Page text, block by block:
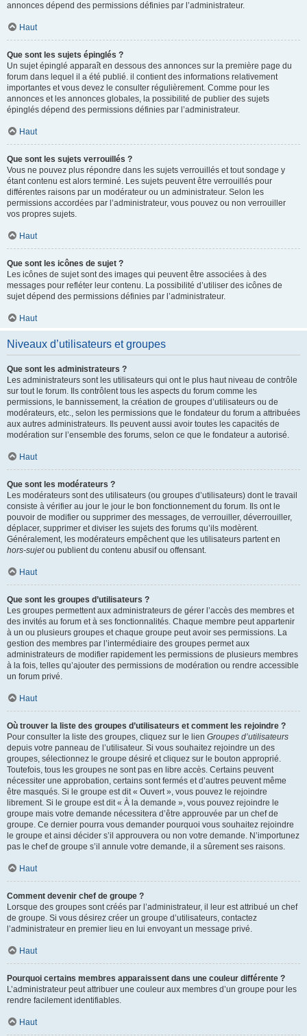
annonces dépend des permissions définies par l’administrateur.
Haut
Que sont les sujets épinglés ?
Un sujet épinglé apparaît en dessous des annonces sur la première page du
forum dans lequel il a été publié. il contient des informations relativement
importantes et vous devez le consulter régulièrement. Comme pour les
annonces et les annonces globales, la possibilité de publier des sujets
épinglés dépend des permissions définies par l’administrateur.
Haut
Que sont les sujets verrouillés ?
Vous ne pouvez plus répondre dans les sujets verrouillés et tout sondage y
étant contenu est alors terminé. Les sujets peuvent être verrouillés pour
différentes raisons par un modérateur ou un administrateur. Selon les
permissions accordées par l’administrateur, vous pouvez ou non verrouiller
vos propres sujets.
Haut
Que sont les icônes de sujet ?
Les icônes de sujet sont des images qui peuvent être associées à des
messages pour refléter leur contenu. La possibilité d’utiliser des icônes de
sujet dépend des permissions définies par l’administrateur.
Haut
Niveaux d’utilisateurs et groupes
Que sont les administrateurs ?
Les administrateurs sont les utilisateurs qui ont le plus haut niveau de contrôle
sur tout le forum. Ils contrôlent tous les aspects du forum comme les
permissions, le bannissement, la création de groupes d’utilisateurs ou de
modérateurs, etc., selon les permissions que le fondateur du forum a attribuées
aux autres administrateurs. Ils peuvent aussi avoir toutes les capacités de
modération sur l’ensemble des forums, selon ce que le fondateur a autorisé.
Haut
Que sont les modérateurs ?
Les modérateurs sont des utilisateurs (ou groupes d’utilisateurs) dont le travail
consiste à vérifier au jour le jour le bon fonctionnement du forum. Ils ont le
pouvoir de modifier ou supprimer des messages, de verrouiller, déverrouiller,
déplacer, supprimer et diviser les sujets des forums qu’ils modèrent.
Généralement, les modérateurs empêchent que les utilisateurs partent en
hors-sujetou publient du contenu abusif ou offensant.
Haut
Que sont les groupes d’utilisateurs ?
Les groupes permettent aux administrateurs de gérer l’accès des membres et
des invités au forum et à ses fonctionnalités. Chaque membre peut appartenir
à un ou plusieurs groupes et chaque groupe peut avoir ses permissions. La
gestion des membres par l’intermédiaire des groupes permet aux
administrateurs de modifier rapidement les permissions de plusieurs membres
à la fois, telles qu’ajouter des permissions de modération ou rendre accessible
un forum privé.
Haut
Où trouver la liste des groupes d’utilisateurs et comment les rejoindre ?
Pour consulter la liste des groupes, cliquez sur le lien Groupes d’utilisateurs
depuis votre panneau de l’utilisateur. Si vous souhaitez rejoindre un des
groupes, sélectionnez le groupe désiré et cliquez sur le bouton approprié.
Toutefois, tous les groupes ne sont pas en libre accès. Certains peuvent
nécessiter une approbation, certains sont fermés et d’autres peuvent même
être masqués. Si le groupe est dit « Ouvert », vous pouvez le rejoindre
librement. Si le groupe est dit « À la demande », vous pouvez rejoindre le
groupe mais votre demande nécessitera d’être approuvée par un chef de
groupe. Ce dernier pourra vous demander pourquoi vous souhaitez rejoindre
le groupe et ainsi décider s’il approuvera ou non votre demande. N’importunez
pas le chef de groupe s’il annule votre demande, il a sûrement ses raisons.
Haut
Comment devenir chef de groupe ?
Lorsque des groupes sont créés par l’administrateur, il leur est attribué un chef
de groupe. Si vous désirez créer un groupe d’utilisateurs, contactez
l’administrateur en premier lieu en lui envoyant un message privé.
Haut
Pourquoi certains membres apparaissent dans une couleur différente ?
L’administrateur peut attribuer une couleur aux membres d’un groupe pour les
rendre facilement identifiables.
Haut